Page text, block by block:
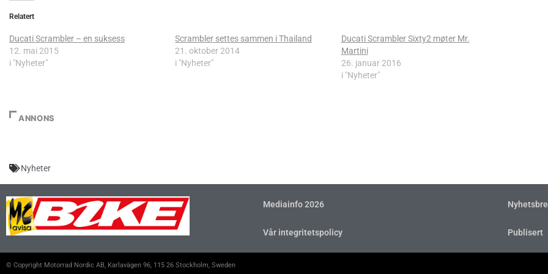
Relatert
Ducati Scrambler – en suksess
12. mai 2015
i "Nyheter"
Scrambler settes sammen i Thailand
21. oktober 2014
i "Nyheter"
Ducati Scrambler Sixty2 møter Mr.
Martini
26. januar 2016
i "Nyheter"
ANNONS
Nyheter
Mediainfo 2026
Vår integritetspolicy Publisert
© Copyright Motorrad Nordic AB, Karlavägen 96, 115 26 Stockholm, Sweden